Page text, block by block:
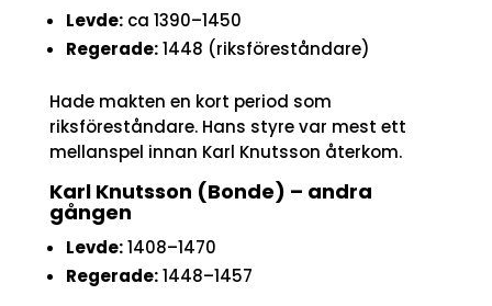
Levde:ca 1390–1450
Regerade:1448 (riksföreståndare)
Hade makten en kort period som
riksföreståndare. Hans styre var mest ett
mellanspel innan Karl Knutsson återkom.
Karl Knutsson (Bonde) – andra
gången
Levde:1408–1470
Regerade:1448–1457